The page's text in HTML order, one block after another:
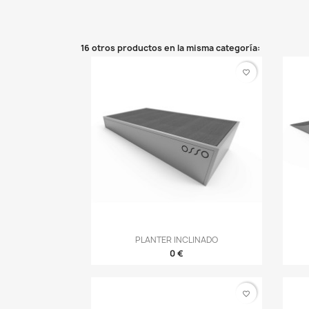
16 otros productos en la misma categoría:
Vista rápida
PLANTER INCLINADO
0 €
favorite_border
favorite_border